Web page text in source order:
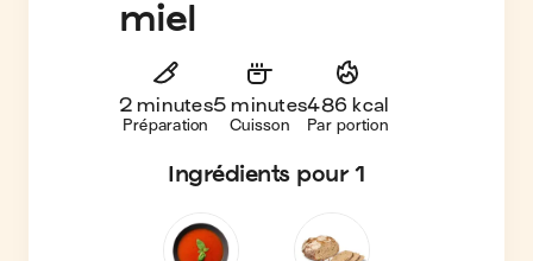
miel
2 minutes
Préparation
5 minutes
Cuisson
486 kcal
Par portion
Ingrédients pour 1